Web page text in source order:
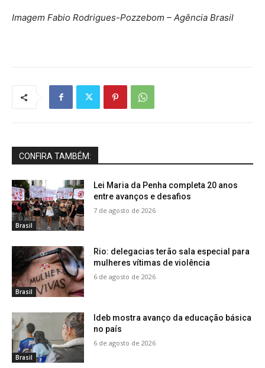
Imagem Fabio Rodrigues-Pozzebom – Agência Brasil
CONFIRA TAMBÉM:
Brasil
Lei Maria da Penha completa 20 anos
entre avanços e desafios
7 de agosto de 2026
Brasil
Rio: delegacias terão sala especial para
mulheres vítimas de violência
6 de agosto de 2026
Brasil
Ideb mostra avanço da educação básica
no país
6 de agosto de 2026